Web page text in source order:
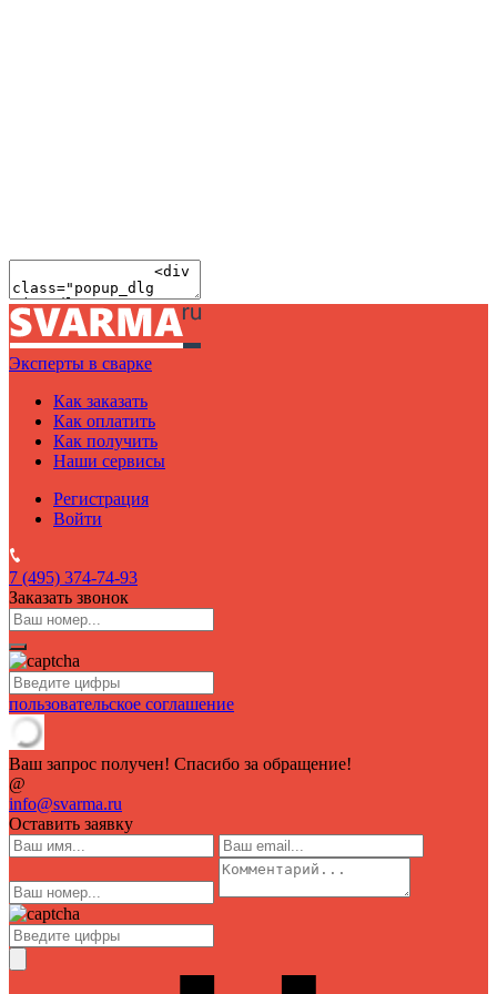
Эксперты в сварке
Как заказать
Как оплатить
Как получить
Наши сервисы
Регистрация
Войти
7 (495) 374-74-93
Заказать звонок
пользовательское соглашение
Ваш запрос получен! Спасибо за обращение!
@
info@svarma.ru
Оставить заявку